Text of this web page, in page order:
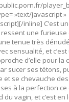
»text/javascript »
inline] C’est
une
tenue très
sensualité, et
d’elle pour la
sucer ses tétons,
et se chevauche
à la perfection
vagin, et c’est en